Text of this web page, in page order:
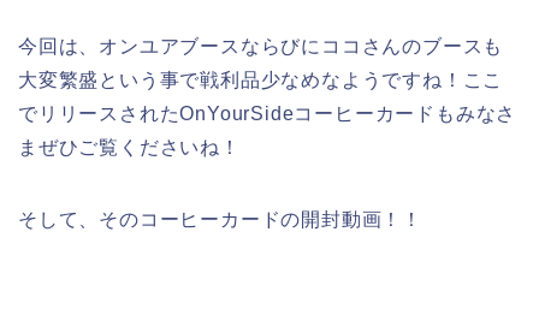
今回は、オンユアブースならびにココさんのブースも
大変繁盛という事で戦利品少なめなようですね！ここ
でリリースされたOnYourSideコーヒーカードもみなさ
まぜひご覧くださいね！
そして、そのコーヒーカードの開封動画！！